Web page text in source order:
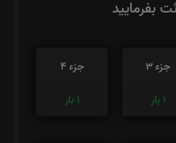
بفرمایید
جزء 3
1 بار
جزء 4
1 بار